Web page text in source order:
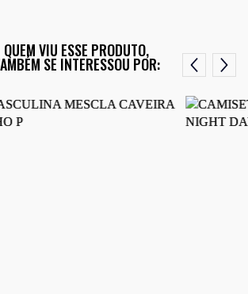
QUEM VIU ESSE PRODUTO,
SE INTERESSOU POR: